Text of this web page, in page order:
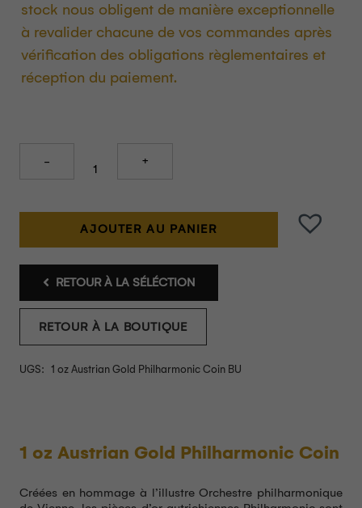
stock nous obligent de manière exceptionnelle
à revalider chacune de vos commandes après
vérification des obligations règlementaires et
réception du paiement.
AJOUTER AU PANIER
RETOUR À LA SÉLÉCTION
RETOUR À LA BOUTIQUE
UGS: 1 oz Austrian Gold Philharmonic Coin BU
1 oz Austrian Gold Philharmonic Coin
Créées en hommage à l’illustre Orchestre philharmonique